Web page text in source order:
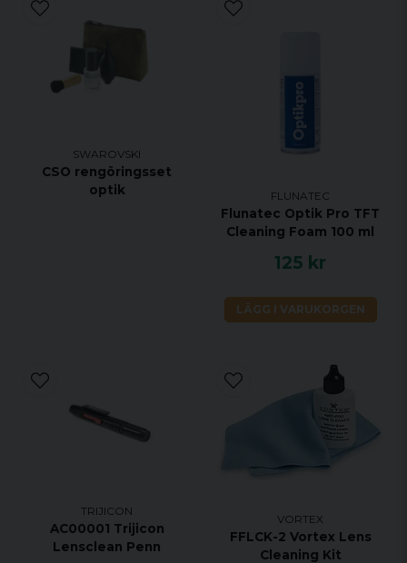
SWAROVSKI
CSO rengöringsset
optik
FLUNATEC
Flunatec Optik Pro TFT
Cleaning Foam 100 ml
125 kr
LÄGG I VARUKORGEN
TRIJICON
AC00001 Trijicon
Lensclean Penn
VORTEX
FFLCK-2 Vortex Lens
Cleaning Kit